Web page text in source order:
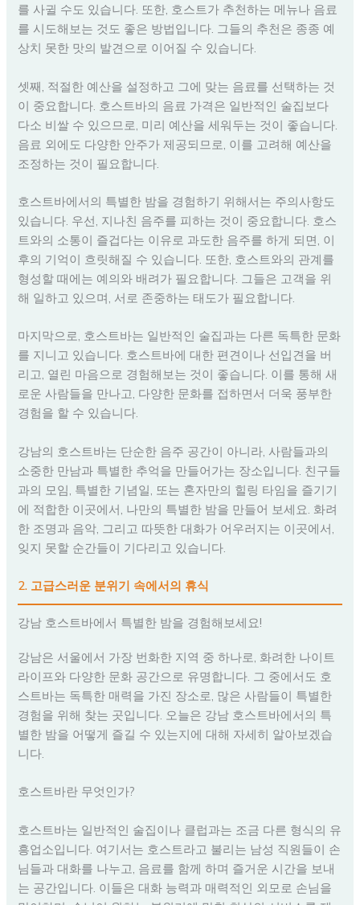
를 사귈 수도 있습니다. 또한, 호스트가 추천하는 메뉴나 음료
를 시도해보는 것도 좋은 방법입니다. 그들의 추천은 종종 예
상치 못한 맛의 발견으로 이어질 수 있습니다.
셋째, 적절한 예산을 설정하고 그에 맞는 음료를 선택하는 것
이 중요합니다. 호스트바의 음료 가격은 일반적인 술집보다
다소 비쌀 수 있으므로, 미리 예산을 세워두는 것이 좋습니다.
음료 외에도 다양한 안주가 제공되므로, 이를 고려해 예산을
조정하는 것이 필요합니다.
호스트바에서의 특별한 밤을 경험하기 위해서는 주의사항도
있습니다. 우선, 지나친 음주를 피하는 것이 중요합니다. 호스
트와의 소통이 즐겁다는 이유로 과도한 음주를 하게 되면, 이
후의 기억이 흐릿해질 수 있습니다. 또한, 호스트와의 관계를
형성할 때에는 예의와 배려가 필요합니다. 그들은 고객을 위
해 일하고 있으며, 서로 존중하는 태도가 필요합니다.
마지막으로, 호스트바는 일반적인 술집과는 다른 독특한 문화
를 지니고 있습니다. 호스트바에 대한 편견이나 선입견을 버
리고, 열린 마음으로 경험해보는 것이 좋습니다. 이를 통해 새
로운 사람들을 만나고, 다양한 문화를 접하면서 더욱 풍부한
경험을 할 수 있습니다.
강남의 호스트바는 단순한 음주 공간이 아니라, 사람들과의
소중한 만남과 특별한 추억을 만들어가는 장소입니다. 친구들
과의 모임, 특별한 기념일, 또는 혼자만의 힐링 타임을 즐기기
에 적합한 이곳에서, 나만의 특별한 밤을 만들어 보세요. 화려
한 조명과 음악, 그리고 따뜻한 대화가 어우러지는 이곳에서,
잊지 못할 순간들이 기다리고 있습니다.
2. 고급스러운 분위기 속에서의 휴식
강남 호스트바에서 특별한 밤을 경험해보세요!
강남은 서울에서 가장 번화한 지역 중 하나로, 화려한 나이트
라이프와 다양한 문화 공간으로 유명합니다. 그 중에서도 호
스트바는 독특한 매력을 가진 장소로, 많은 사람들이 특별한
경험을 위해 찾는 곳입니다. 오늘은 강남 호스트바에서의 특
별한 밤을 어떻게 즐길 수 있는지에 대해 자세히 알아보겠습
니다.
호스트바란 무엇인가?
호스트바는 일반적인 술집이나 클럽과는 조금 다른 형식의 유
흥업소입니다. 여기서는 호스트라고 불리는 남성 직원들이 손
님들과 대화를 나누고, 음료를 함께 하며 즐거운 시간을 보내
는 공간입니다. 이들은 대화 능력과 매력적인 외모로 손님을